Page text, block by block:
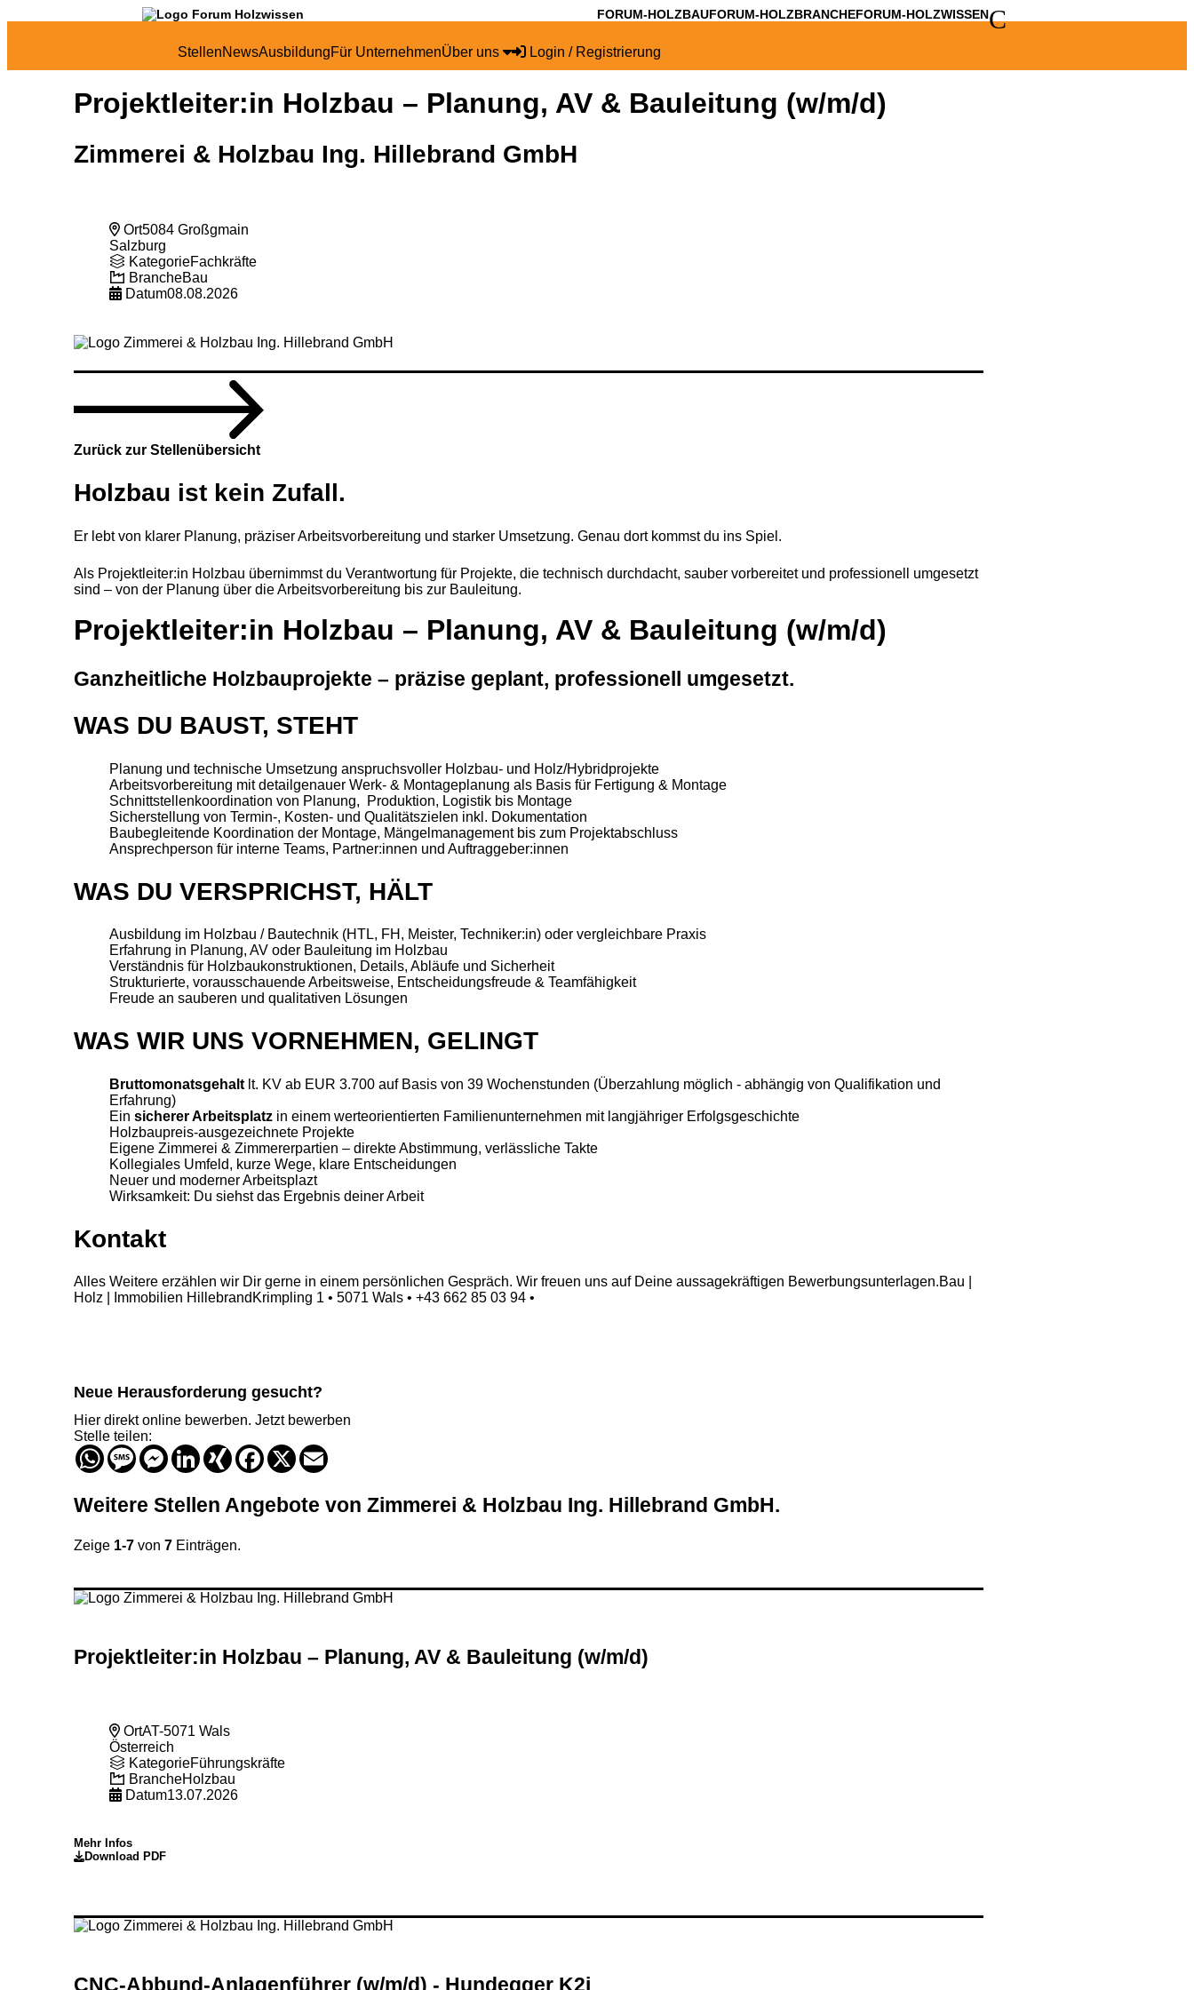
FORUM-HOLZBAUFORUM-HOLZBRANCHEFORUM-HOLZWISSENC
StellenNewsAusbildungFür UnternehmenÜber uns Login / Registrierung
Projektleiter:in Holzbau – Planung, AV & Bauleitung (w/m/d)
Zimmerei & Holzbau Ing. Hillebrand GmbH
Ort5084 Großgmain
Salzburg
KategorieFachkräfte
BrancheBau
Datum08.08.2026
Zurück zur Stellenübersicht
Holzbau ist kein Zufall.
Er lebt von klarer Planung, präziser Arbeitsvorbereitung und starker Umsetzung. Genau dort kommst du ins Spiel.
Als Projektleiter:in Holzbau übernimmst du Verantwortung für Projekte, die technisch durchdacht, sauber vorbereitet und professionell umgesetzt
sind – von der Planung über die Arbeitsvorbereitung bis zur Bauleitung.
Projektleiter:in Holzbau – Planung, AV & Bauleitung (w/m/d)
Ganzheitliche Holzbauprojekte – präzise geplant, professionell umgesetzt.
WAS DU BAUST, STEHT
Planung und technische Umsetzung anspruchsvoller Holzbau- und Holz/Hybridprojekte
Arbeitsvorbereitung mit detailgenauer Werk‑ & Montageplanung als Basis für Fertigung & Montage
Schnittstellenkoordination von Planung, Produktion, Logistik bis Montage
Sicherstellung von Termin-, Kosten- und Qualitätszielen inkl. Dokumentation
Baubegleitende Koordination der Montage, Mängelmanagement bis zum Projektabschluss
Ansprechperson für interne Teams, Partner:innen und Auftraggeber:innen
WAS DU VERSPRICHST, HÄLT
Ausbildung im Holzbau / Bautechnik (HTL, FH, Meister, Techniker:in) oder vergleichbare Praxis
Erfahrung in Planung, AV oder Bauleitung im Holzbau
Verständnis für Holzbaukonstruktionen, Details, Abläufe und Sicherheit
Strukturierte, vorausschauende Arbeitsweise, Entscheidungsfreude & Teamfähigkeit
Freude an sauberen und qualitativen Lösungen
WAS WIR UNS VORNEHMEN, GELINGT
Bruttomonatsgehaltlt. KV ab EUR 3.700 auf Basis von 39 Wochenstunden (Überzahlung möglich - abhängig von Qualifikation und
Erfahrung)
Ein sicherer Arbeitsplatzin einem werteorientierten Familienunternehmen mit langjähriger Erfolgsgeschichte
Holzbaupreis‑ausgezeichnete Projekte
Eigene Zimmerei & Zimmererpartien – direkte Abstimmung, verlässliche Takte
Kollegiales Umfeld, kurze Wege, klare Entscheidungen
Neuer und moderner Arbeitsplazt
Wirksamkeit: Du siehst das Ergebnis deiner Arbeit
Kontakt
Alles Weitere erzählen wir Dir gerne in einem persönlichen Gespräch. Wir freuen uns auf Deine aussagekräftigen Bewerbungsunterlagen.Bau |
Holz | Immobilien HillebrandKrimpling 1 • 5071 Wals • +43 662 85 03 94 •
Neue Herausforderung gesucht?
Hier direkt online bewerben. Jetzt bewerben
Stelle teilen:
WhatsApp
MessageMessenger
LinkedIn
XINGFacebook
X Email
Weitere Stellen Angebote von Zimmerei & Holzbau Ing. Hillebrand GmbH.
Zeige 1-7von 7Einträgen.
Projektleiter:in Holzbau – Planung, AV & Bauleitung (w/m/d)
OrtAT-5071 Wals
Österreich
KategorieFührungskräfte
BrancheHolzbau
Datum13.07.2026
Mehr Infos
Download PDF
CNC-Abbund-Anlagenführer (w/m/d) - Hundegger K2i